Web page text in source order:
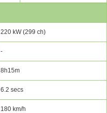
220 kW (299 ch)
-
8h15m
6.2 secs
180 km/h